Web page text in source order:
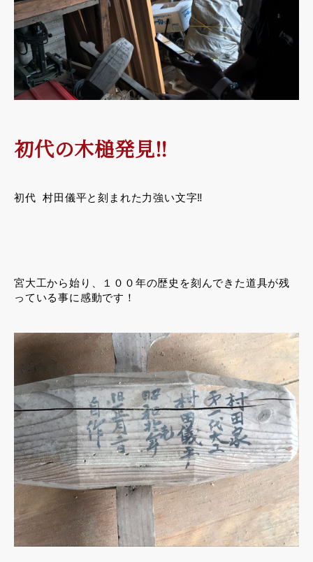
初代の木槌発見‼︎
初代 村田儀平と刻まれた力強い文字‼︎
宮大工から始り、１００年の歴史を刻んできた道具が残
っている事に感動です！